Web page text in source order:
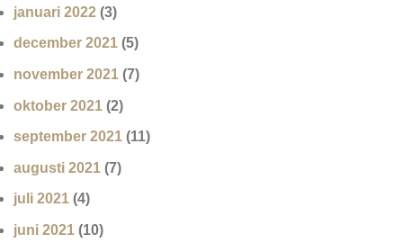
januari 2022 (3)
december 2021 (5)
november 2021 (7)
oktober 2021 (2)
september 2021 (11)
augusti 2021 (7)
juli 2021 (4)
juni 2021 (10)